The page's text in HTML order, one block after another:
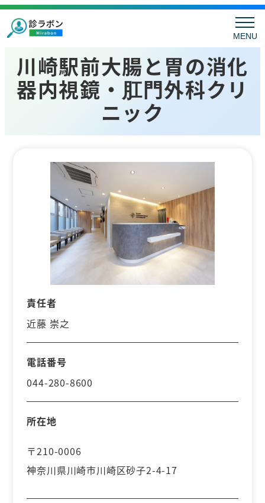
MENU
川崎駅前大腸と胃の消化
器内視鏡・肛門外科クリ
ニック
責任者
近藤 崇之
電話番号
044-280-8600
所在地
〒210-0006
神奈川県川崎市川崎区砂子2-4-17